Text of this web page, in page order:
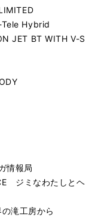
Hybrid
JET BT WITH V-S
情報局
ジミなわたしとヘ
滝工房から